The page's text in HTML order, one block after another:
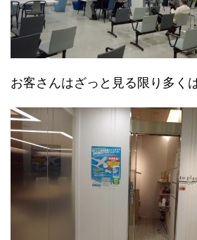
お客さんはざっと見る限り多く